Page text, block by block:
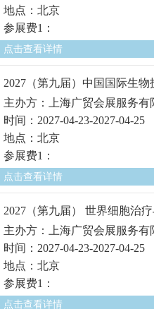
地点：北京
参展费1：
点击查看详情
2027（第九届）中国国际生
主办方：上海广贸会展服务有
时间：2027-04-23-2027-04-25
地点：北京
参展费1：
点击查看详情
2027（第九届） 世界细胞治
主办方：上海广贸会展服务有
时间：2027-04-23-2027-04-25
地点：北京
参展费1：
点击查看详情